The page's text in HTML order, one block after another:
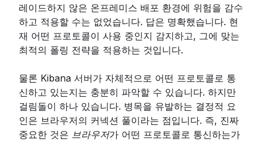
레이드하지 않은 온프레미스 배포 환경에 위험을 감수
하고 적용할 수는 없었습니다. 답은 명확했습니다. 현
재 어떤 프로토콜이 사용 중인지 감지하고, 그에 맞는
최적의 폴링 전략을 적용하는 것입니다.
물론 Kibana 서버가 자체적으로 어떤 프로토콜로 통
신하고 있는지는 충분히 파악할 수 있습니다. 하지만
걸림돌이 하나 있습니다. 병목을 유발하는 결정적 요
인은 브라우저의 커넥션 풀이라는 점입니다. 즉, 진짜
중요한 것은 브라우저가 어떤 프로토콜로 통신하는가